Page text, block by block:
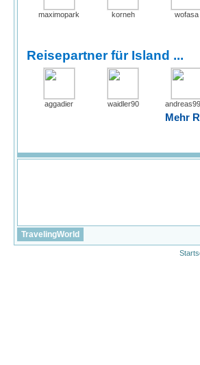
maximopark korneh wofasa
Reisepartner für Island ...
aggadier waidler90
Mehr
TravelingWorld